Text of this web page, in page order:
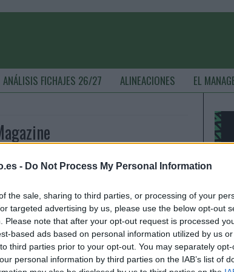
- Do Not Process My Personal Information
the sale, sharing to third parties, or processing of your
targeted advertising by us, please use the below opt-out
Please note that after your opt-out request is processed
based ads based on personal information utilized by us
third parties prior to your opt-out. You may separately
personal information by third parties on the IAB’s list of
ANÁLISIS FICHAJES 26/27 ALINEACIONES EL
2024 PorJesus Gallo |
que consiga regularmente muchos puntos es una
en Comunio. Repasamos los cinco que mejor
dado en estas primeras cuatro jornadas.
Leer más »